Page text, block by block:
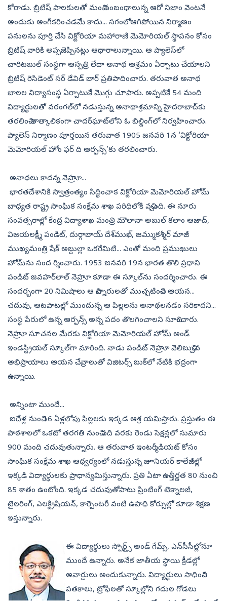
కోరాడు. బ్రిటిష్ పాలకులతో మంచి సంబంధాలున్న ఆరో నిజాం వెంటనే
అందుకు అంగీకరించడమే కాదు... సగంలోఆగిపోయిన నిర్మాణం
పనులను పూర్తి చేసి విక్టోరియా మహారాణి మెమోరియల్ స్థాపనం కోసం
బ్రిటిష్ వారికి అప్పజెప్పినట్లు ఆధారాలున్నాయి. ఆ ప్యాలెస్‌లో
చారిటబుల్ సంస్థగా ఆస్పత్రి లేదా అనాథ ఆశ్రమం ఏర్పాటు చేయాలని
బ్రిటిష్ రెసిడెంట్ సర్ డేవిడ్ బార్ ప్రతిపాదించారు. తరువాత అనాథ
బాలల విద్యాసంస్థ ఏర్పాటుకే మొగ్గు చూపారు. అప్పటికే 54 మంది
విద్యార్థులతో వరంగల్‌లో నడుస్తున్న అనాథాశ్రమాన్ని హైదరాబాద్‌కు
తరలించి తాత్కాలికంగా చాదర్‌ఘాట్‌లోని ఓ బిల్డింగ్‌లో నిర్వహించారు.
ప్యాలెస్ నిర్మాణం పూర్తయిన తరువాత 1905 జనవరి 1న ‘విక్టోరియా
మెమోరియల్ హోం ఫర్ ది ఆర్ఫన్స్’కు తరలించారు.
అనాథలు కాదన్న నెహ్రూ...
భారతదేశానికి స్వాత్రంత్యం సిద్ధించాక విక్టోరియా మెమోరియల్ హోమ్
బాధ్యత రాష్ట్ర సాంఘిక సంక్షేమ శాఖ పరిధిలోకి వచ్చింది. ఈ నూరు
సంవత్సరాల్లో కేంద్ర విద్యాశాఖ మంత్రి మౌలానా అబుల్ కలాం ఆజాద్,
విజయలక్ష్మీ పండిట్, దుర్గాబాయ్ దేశ్‌ముఖ్, జమ్ముకశ్మీర్ మాజీ
ముఖ్యమంత్రి షేక్ అబ్దుల్లా ఒకరేమిటి... ఎంతో మంది ప్రముఖులు
హోమ్‌ను సంద ర్శించారు. 1953 జనవరి 19న భారత తొలి ప్రధాని
పండిట్ జవహర్‌లాల్ నెహ్రూ కూడా ఈ స్కూల్‌ను సందర్శించారు. ఈ
సందర్భంగా 20 నిమిషాలు ఆ చిన్నారులతో ముచ్చటించిన ఆయన...
చదువు, ఆటపాటల్లో ముందున్న ఆ పిల్లలను అనాథలనడం సరికాదని...
సంస్థ పేరులో ఉన్న ఆర్ఫన్స్ అన్న పదం తొలగించాలని సూచించారు.
నెహ్రూ సూచనల మేరకు విక్టోరియా మెమోరియల్ హోమ్ అండ్
ఇండస్ట్రియల్ స్కూల్‌గా మారింది. నాడు పండిట్ నెహ్రూ వెలిబుచ్చిన
అభిప్రాయాలు ఆయన చేవ్రాలుతో విజిటర్స్ బుక్‌లో నేటికి భద్రంగా
ఉన్నాయి.
అన్నింటా ముందే...
ఐదేళ్ల నుంచి 16 ఏళ్లలోపు పిల్లలకు ఇక్కడ ఆశ్ర యమిస్తారు. ప్రస్తుతం ఈ
పాఠశాలలో ఒకటో తరగతి నుంచి పది వరకు రెండు సెక్షన్లలో సుమారు
900 మంది చదువుతున్నారు. ఆ తరువాత ఇంటర్మీడియట్ కోసం
సాంఘిక సంక్షేమ శాఖ ఆధ్వర్యంలో నడుస్తున్న జూనియర్ కాలేజీల్లో
ఇక్కడి విద్యార్థులకు ప్రాధాన్యమిస్తున్నారు. ప్రతి ఏటా ఉత్తీర్ణత 80 నుంచి
85 శాతం ఉంటోంది. ఇక్కడ చదువుతోపాటు ప్రింటింగ్ టెక్నాలజీ,
టైలరింగ్, ఎలక్ట్రిషియన్, కార్పెంటరీ వంటి ఉపాధి కోర్సుల్లో కూడా శిక్షణ
ఇస్తున్నారు.
ఈ విద్యార్థులు స్పోర్ట్స్ అండ్ గేమ్స్, ఎన్‌సీసీల్లోనూ
ముందే ఉన్నారు. అనేక జాతీయ స్థాయి క్రీడల్లో
అవార్డులు అందుకున్నారు. విద్యార్థులు సాధించిన
పతకాలు, ట్రోఫీలతో స్కూల్లోని గదుల గోడలు